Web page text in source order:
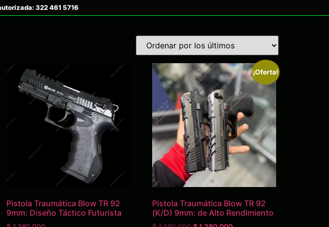
Pistola Traumática Blow TR 92
9mm: Diseño Táctico Futurista
¡Oferta!
Pistola Traumática Blow TR 92
(K/D) 9mm: de Alto Rendimiento